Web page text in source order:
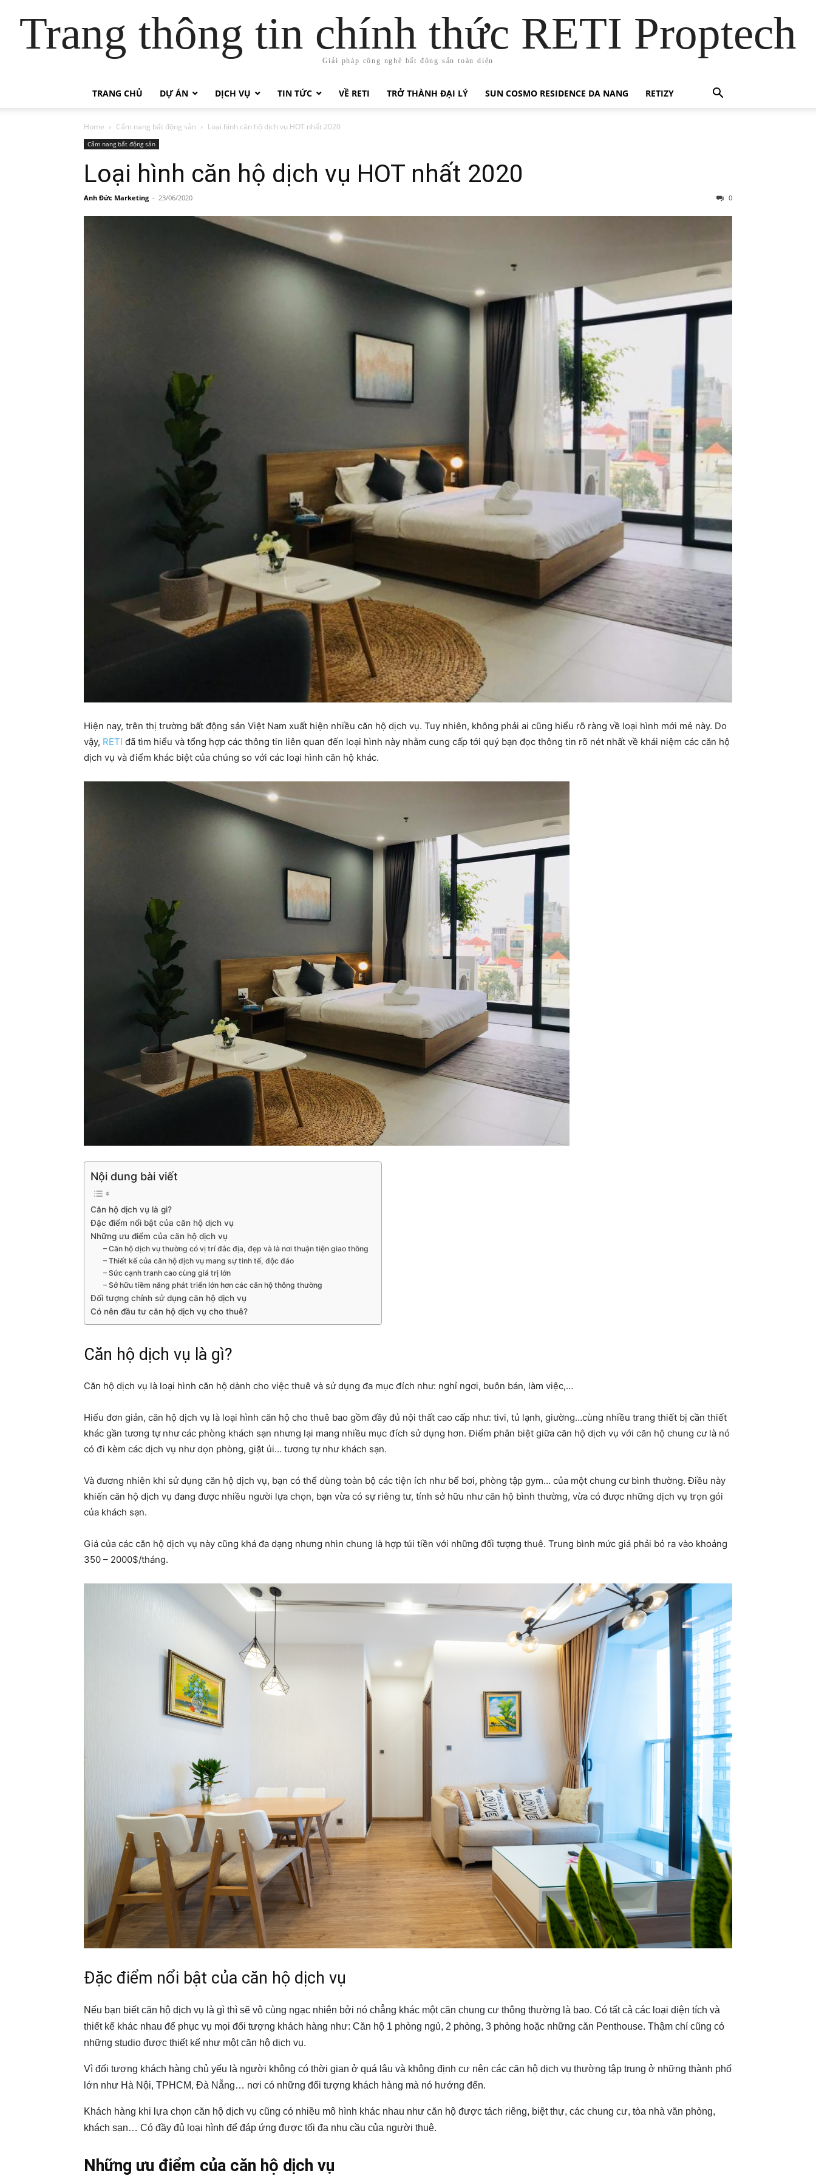
Trang thông tin chính thức RETI Proptech
Giải pháp công nghệ bất động sản toàn diện
TRANG CHỦ DỰ ÁN DỊCH VỤ TIN TỨC VỀ RETI TRỞ THÀNH ĐẠI LÝ SUN COSMO RESIDENCE DA NANG RETIZY
Home Cẩm nang bất động sản Loại hình căn hộ dịch vụ HOT nhất 2020
Cẩm nang bất động sản
Loại hình căn hộ dịch vụ HOT nhất 2020
Anh Đức Marketing - 23/06/2020 0
Hiện nay, trên thị trường bất động sản Việt Nam xuất hiện nhiều căn hộ dịch vụ. Tuy nhiên, không phải ai cũng hiểu rõ ràng về loại hình mới mẻ này. Do
vậy, RETI đã tìm hiểu và tổng hợp các thông tin liên quan đến loại hình này nhằm cung cấp tới quý bạn đọc thông tin rõ nét nhất về khái niệm các căn hộ
dịch vụ và điểm khác biệt của chúng so với các loại hình căn hộ khác.
Nội dung bài viết
Căn hộ dịch vụ là gì?
Đặc điểm nổi bật của căn hộ dịch vụ
Những ưu điểm của căn hộ dịch vụ
– Căn hộ dịch vụ thường có vị trí đắc địa, đẹp và là nơi thuận tiện giao thông
– Thiết kế của căn hộ dịch vụ mang sự tinh tế, độc đáo
– Sức cạnh tranh cao cùng giá trị lớn
– Sở hữu tiềm năng phát triển lớn hơn các căn hộ thông thường
Đối tượng chính sử dụng căn hộ dịch vụ
Có nên đầu tư căn hộ dịch vụ cho thuê?
Căn hộ dịch vụ là gì?
Căn hộ dịch vụ là loại hình căn hộ dành cho việc thuê và sử dụng đa mục đích như: nghỉ ngơi, buôn bán, làm việc,…
Hiểu đơn giản, căn hộ dịch vụ là loại hình căn hộ cho thuê bao gồm đầy đủ nội thất cao cấp như: tivi, tủ lạnh, giường…cùng nhiều trang thiết bị cần thiết
khác gần tương tự như các phòng khách sạn nhưng lại mang nhiều mục đích sử dụng hơn. Điểm phân biệt giữa căn hộ dịch vụ với căn hộ chung cư là nó
có đi kèm các dịch vụ như dọn phòng, giặt ủi… tương tự như khách sạn.
Và đương nhiên khi sử dụng căn hộ dịch vụ, bạn có thể dùng toàn bộ các tiện ích như bể bơi, phòng tập gym… của một chung cư bình thường. Điều này
khiến căn hộ dịch vụ đang được nhiều người lựa chọn, bạn vừa có sự riêng tư, tính sở hữu như căn hộ bình thường, vừa có được những dịch vụ trọn gói
của khách sạn.
Giá của các căn hộ dịch vụ này cũng khá đa dạng nhưng nhìn chung là hợp túi tiền với những đối tượng thuê. Trung bình mức giá phải bỏ ra vào khoảng
350 – 2000$/tháng.
Đặc điểm nổi bật của căn hộ dịch vụ
Nếu bạn biết căn hộ dịch vụ là gì thì sẽ vô cùng ngạc nhiên bởi nó chẳng khác một căn chung cư thông thường là bao. Có tất cả các loại diện tích và
thiết kế khác nhau để phục vụ mọi đối tượng khách hàng như: Căn hộ 1 phòng ngủ, 2 phòng, 3 phòng hoặc những căn Penthouse. Thậm chí cũng có
những studio được thiết kế như một căn hộ dịch vụ.
Vì đối tượng khách hàng chủ yếu là người không có thời gian ở quá lâu và không định cư nên các căn hộ dịch vụ thường tập trung ở những thành phố
lớn như Hà Nội, TPHCM, Đà Nẵng… nơi có những đối tượng khách hàng mà nó hướng đến.
Khách hàng khi lựa chọn căn hộ dịch vụ cũng có nhiều mô hình khác nhau như căn hộ được tách riêng, biệt thự, các chung cư, tòa nhà văn phòng,
khách sạn… Có đầy đủ loại hình để đáp ứng được tối đa nhu cầu của người thuê.
Những ưu điểm của căn hộ dịch vụ